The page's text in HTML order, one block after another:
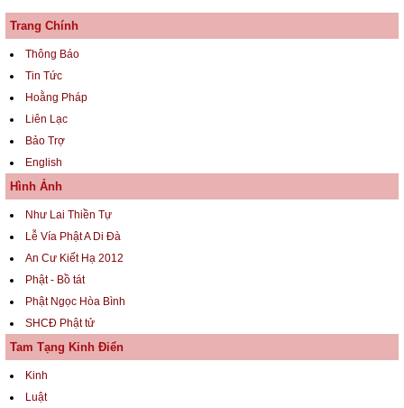
Trang Chính
Thông Báo
Tin Tức
Hoằng Pháp
Liên Lạc
Bảo Trợ
English
Hình Ảnh
Như Lai Thiền Tự
Lễ Vía Phật A Di Đà
An Cư Kiết Hạ 2012
Phật - Bồ tát
Phật Ngọc Hòa Bình
SHCĐ Phật tử
Tam Tạng Kinh Điển
Kinh
Luật